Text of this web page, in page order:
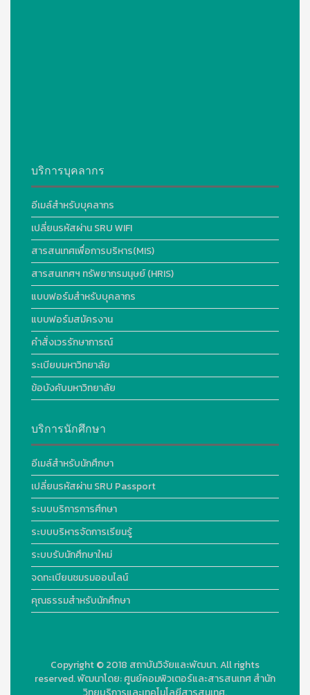
บริการบุคลากร
อีเมล์สำหรับบุคลากร
เปลี่ยนรหัสผ่าน SRU WIFI
สารสนเทศเพื่อการบริหาร(MIS)
สารสนเทศฯ ทรัพยากรมนุษย์ (HRIS)
แบบฟอร์มสำหรับบุคลากร
แบบฟอร์มสมัครงาน
คำสั่งเวรรักษาการณ์
ระเบียบมหาวิทยาลัย
ข้อบังคับมหาวิทยาลัย
บริการนักศึกษา
อีเมล์สำหรับนักศึกษา
เปลี่ยนรหัสผ่าน SRU Passport
ระบบบริการการศึกษา
ระบบบริหารจัดการเรียนรู้
ระบบรับนักศึกษาใหม่
จดทะเบียนชมรมออนไลน์
คุณธรรมสำหรับนักศึกษา
Copyright © 2018 สถาบันวิจัยและพัฒนา. All rights
reserved.พัฒนาโดย:ศูนย์คอมพิวเตอร์และสารสนเทศ สำนัก